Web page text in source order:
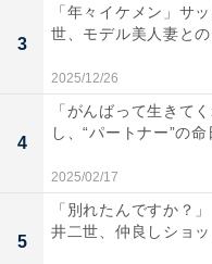
3
「年々イケメン」サ
世、モデル美人妻と
2025/12/26
4
「がんばって生きて
し、“パートナー”の
2025/02/17
5
「別れたんですか？
井二世、仲良しショ